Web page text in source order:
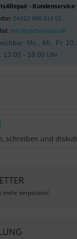
- Kundenservice
04422 996 814 01
info@parts4repair.de
Mo., Mi., Fr.
13:00 - 18:00 Uhr
schreiben und
mehr verpassen!